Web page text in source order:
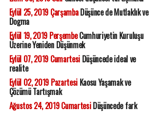
Eylül 25, 2019 ÇarşambaDüşünce de Mutlaklık ve
Dogma
Eylül 19, 2019 PerşembeCumhuriyetin Kuruluşu
Üzerine Yeniden Düşünmek
Eylül 07, 2019 CumartesiDüşüncede ideal ve
realite
Eylül 02, 2019 PazartesiKaosu Yaşamak ve
Çözümü Tartışmak
Ağustos 24, 2019 CumartesiDüşüncede fark